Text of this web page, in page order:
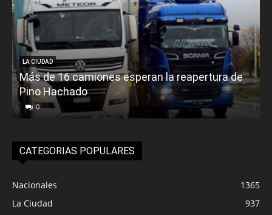
LA CIUDAD
Más de 16 camiones esperan la reapertura de
Pino Hachado
0
CATEGORIAS POPULARES
Nacionales
1365
La Ciudad
937